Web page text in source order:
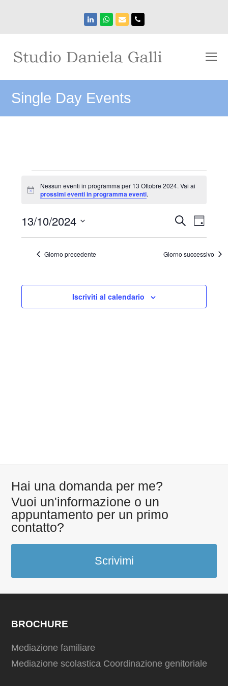
LinkedInWhatsapp
EmailPhone
Single Day Events
for
Ottobre
2024
Notice
Nessun eventi in programma per 13 Ottobre 2024. Vai ai
prossimi eventi in programma eventi.
Eventi
viste
Cerca
Viste
Giorno
13/10/2024
Seleziona
data.
Giorno precedente Giorno successivo
Iscriviti al calendario
Hai una domanda per me?
Vuoi un'informazione o un
appuntamento per un primo
contatto?
Scrivimi
BROCHURE
Mediazione familiare
Mediazione scolastica Coordinazione genitoriale